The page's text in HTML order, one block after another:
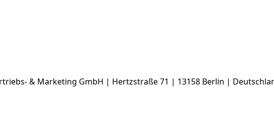
& Marketing GmbH | Hertzstraße 71 | 13158 Berlin |